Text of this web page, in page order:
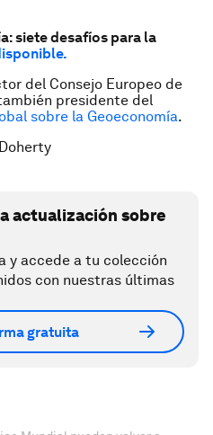
siete desafíos para la
del Consejo Europeo de
presidente del
sobre la Geoeconomía.
actualización sobre
y accede a tu colección
con nuestras últimas
gratuita